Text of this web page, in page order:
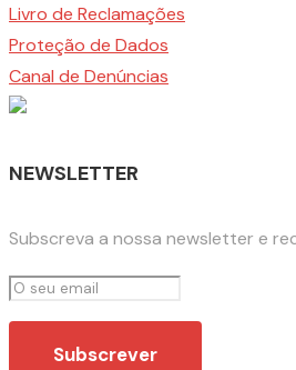
Livro de Reclamações
Proteção de Dados
Canal de Denúncias
NEWSLETTER
Subscreva a nossa newsletter e